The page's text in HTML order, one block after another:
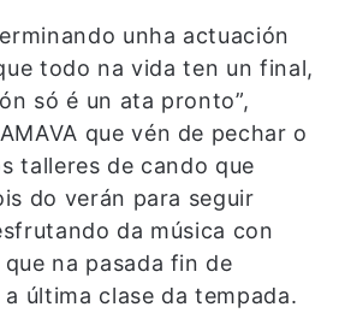
unha actuación
todo na vida ten un final,
só é un ata pronto”,
que vén de pechar o
talleres de cando que
do verán para seguir
da música con
na pasada fin de
última clase da tempada.